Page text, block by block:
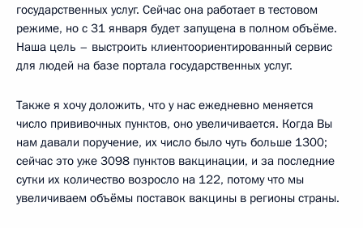
государственных услуг. Сейчас она работает в тестовом
режиме, но с 31 января будет запущена в полном объёме.
Наша цель – выстроить клиентоориентированный сервис
для людей на базе портала государственных услуг.
Также я хочу доложить, что у нас ежедневно меняется
число прививочных пунктов, оно увеличивается. Когда Вы
нам давали поручение, их число было чуть больше 1300;
сейчас это уже 3098 пунктов вакцинации, и за последние
сутки их количество возросло на 122, потому что мы
увеличиваем объёмы поставок вакцины в регионы страны.